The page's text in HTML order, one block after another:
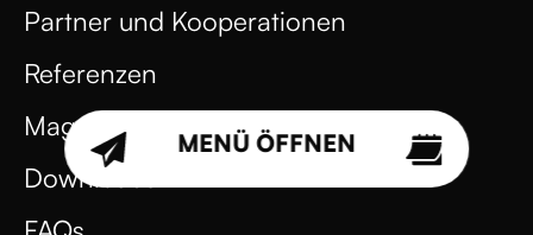
MENÜ ÖFFNEN
Partner und Kooperationen
Referenzen
Magazin
Downloads